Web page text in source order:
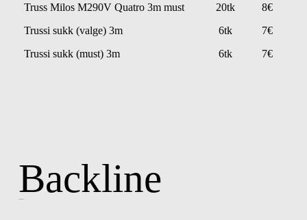
Truss Milos M290V Quatro 3m must
20tk
8€
Trussi sukk (valge) 3m
6tk
7€
Trussi sukk (must) 3m
6tk 7€
Backline